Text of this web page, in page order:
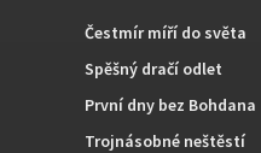
Čestmír míří do světa
Spěšný dračí odlet
První dny bez Bohdana
Trojnásobné neštěstí